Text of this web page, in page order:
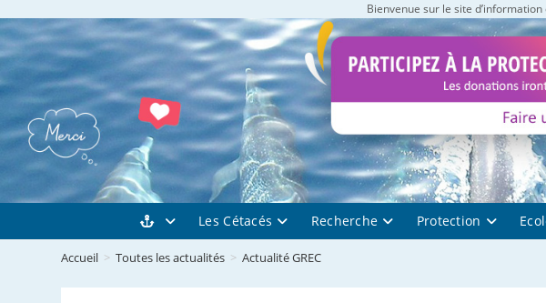
to
content
Bienvenue sur le site
Les Cétacés Recherche Protection
Accueil > Toutes les actualités > Actualité GREC